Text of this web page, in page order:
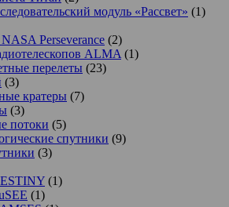
модуль «Рассвет» (1)
Perseverance (2)
ALMA (1)
перелеты (23)
(3)
кратеры (7)
(3)
потоки (5)
спутники (9)
(3)
(1)
(1)